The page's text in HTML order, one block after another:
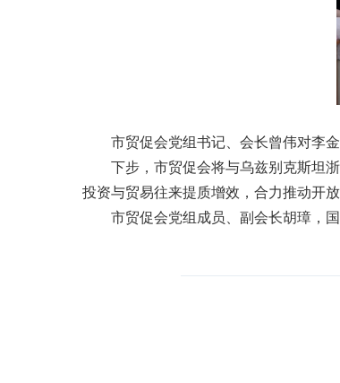
市贸促会党组书记、会长曾伟对李
下步，市贸促会将与乌兹别克斯坦
投资与贸易往来提质增效，合力推动开放
市贸促会党组成员、副会长胡璋，